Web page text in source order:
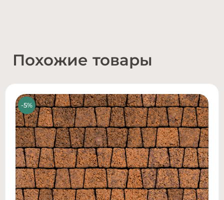
Похожие товары